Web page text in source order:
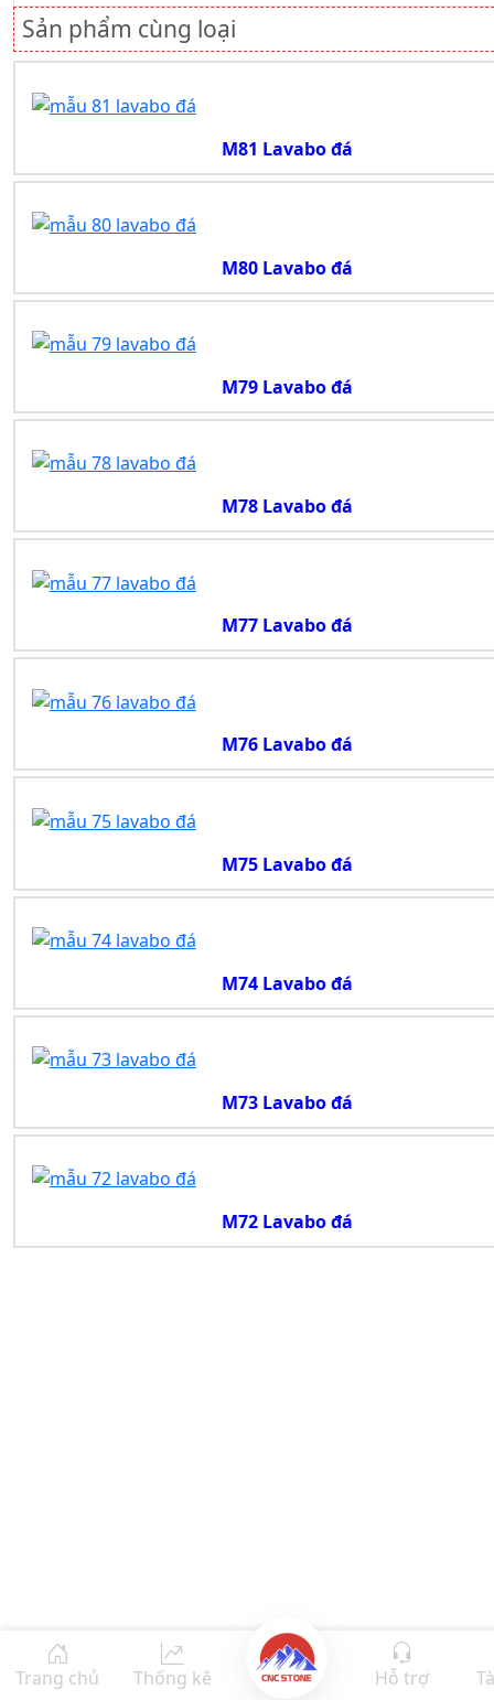
Sản phẩm cùng loại
M81 Lavabo đá
M80 Lavabo đá
M79 Lavabo đá
M78 Lavabo đá
M77 Lavabo đá
M76 Lavabo đá
M75 Lavabo đá
M74 Lavabo đá
M73 Lavabo đá
M72 Lavabo đá
Trang chủ Thống kê Hỗ trợ